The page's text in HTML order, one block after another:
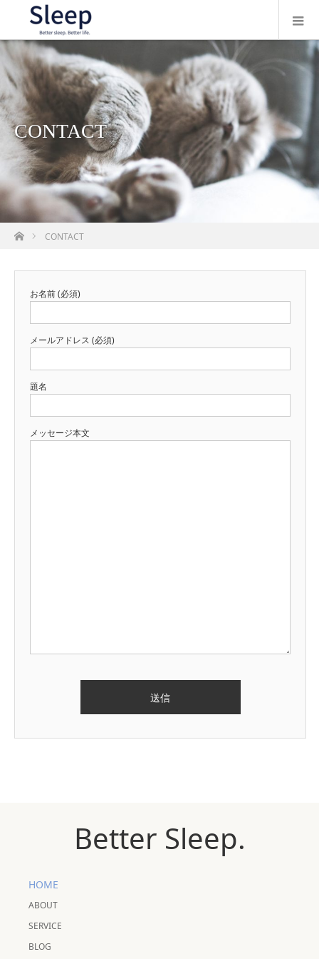
CONTACT
ホームCONTACT
お名前 (必須)
メールアドレス (必須)
題名
メッセージ本文
Better Sleep.
HOME
ABOUT
SERVICE
BLOG